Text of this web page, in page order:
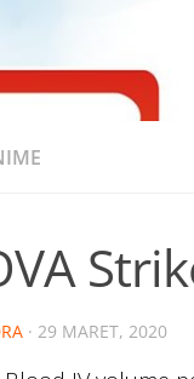
· 29 MARET, 2020